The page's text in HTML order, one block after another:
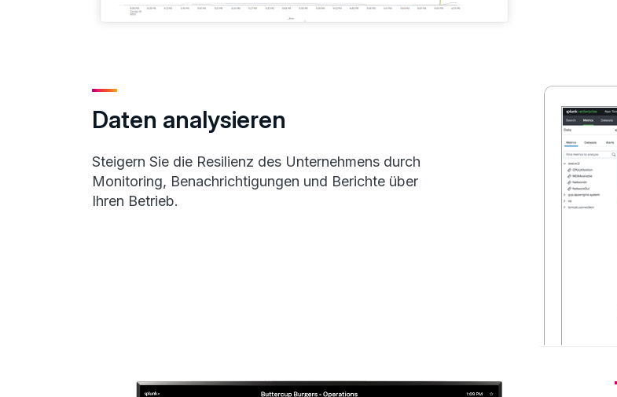
Daten analysieren
Steigern Sie die Resilienz des Unternehmens durch
Monitoring, Benachrichtigungen und Berichte über
Ihren Betrieb.